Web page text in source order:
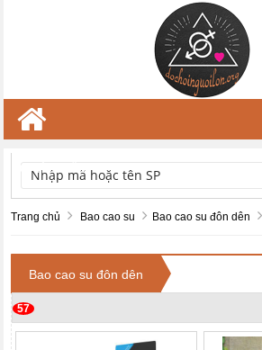
TÌM KIẾM
Trang chủ Bao cao su Bao cao su đôn dên
Bao cao su đôn dên
57